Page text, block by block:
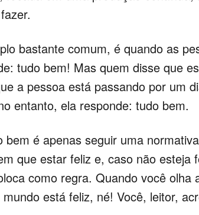
bastante comum, é quando as
tudo bem! Mas quem disse que
a pessoa está passando por um
entanto, ela responde: tudo bem.
bem é apenas seguir uma
que estar feliz e, caso não esteja
como regra. Quando você olha
está feliz, né! Você, leitor,